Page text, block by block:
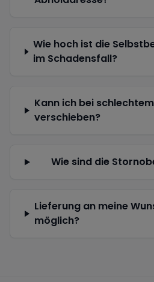
Wie hoch ist die
im Schadensfall?
Kann ich bei
verschieben?
Wie sind die
Lieferung an meine
möglich?